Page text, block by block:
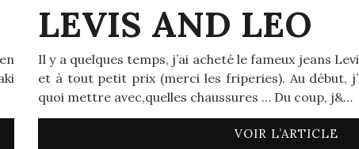
LEVIS AND LEO
Il y a quelques temps, j’ai acheté le fameux jeans
et à tout petit prix (merci les friperies). Au début,
quoi mettre avec,quelles chaussures … Du coup, j&…
VOIR L’ARTICLE